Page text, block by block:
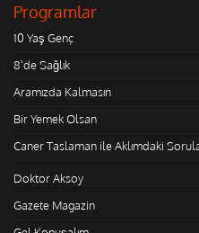
Programlar
10 Yaş Genç
8'de Sağlık
Aramızda Kalmasın
Bir Yemek Olsan
Caner Taslaman ile Aklımdaki
Doktor Aksoy
Gazete Magazin